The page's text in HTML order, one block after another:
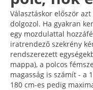
Választáskor először
dolgozol. Ha gyakran
egy mozdulattal
iratrendező szekrény
rendszerezett
mappa), a polcos
magasság is számít - a
180 cm-es pedig